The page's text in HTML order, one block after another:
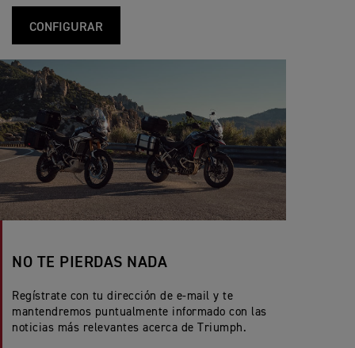
CONFIGURAR
NO TE PIERDAS NADA
Regístrate con tu dirección de e-mail y te
mantendremos puntualmente informado con las
noticias más relevantes acerca de Triumph.